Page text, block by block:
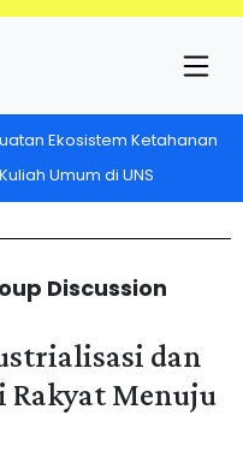
Ekosistem Ketahanan
Umum di UNS
Discussion
dan
Rakyat Menuju